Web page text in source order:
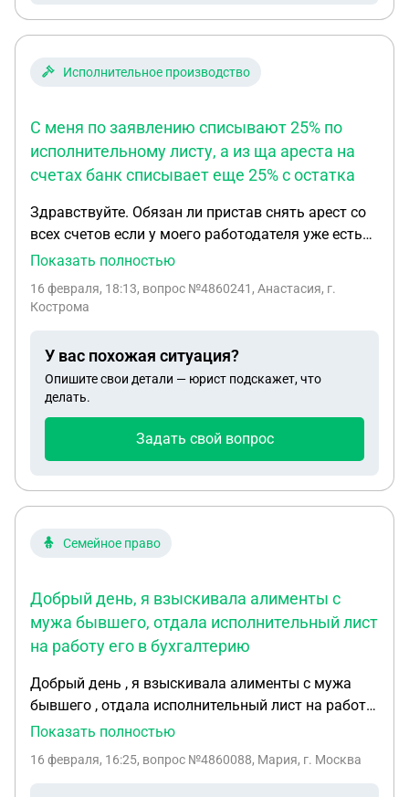
Исполнительное производство
С меня по заявлению списывают 25% по
исполнительному листу, а из ща ареста на
счетах банк списывает еще 25% с остатка
Здравствуйте. Обязан ли пристав снять арест со
всех счетов если у моего работодателя уже есть
исполнительный лист и по нему идут отчисления?
исполнительному листу, а из ща ареста на счетах
я вдова с 2мя несовершеннолетним детьми.
Показать полностью
16 февраля, 18:13, вопрос №4860241, Анастасия, г.
Кострома
У вас похожая ситуация?
Опишите свои детали — юрист подскажет, что
делать.
Задать свой вопрос
Семейное право
Добрый день, я взыскивала алименты с
мужа бывшего, отдала исполнительный лист
на работу его в бухгалтерию
Добрый день , я взыскивала алименты с мужа
бывшего , отдала исполнительный лист на работу
его в бухгалтерию, сейчас хочу отозвать своего
бухгалтерию, там отвать не хотят, на основании
Показать полностью
16 февраля, 16:25, вопрос №4860088, Мария, г. Москва